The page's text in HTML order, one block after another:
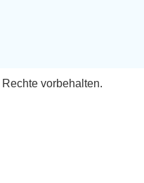
vorbehalten.